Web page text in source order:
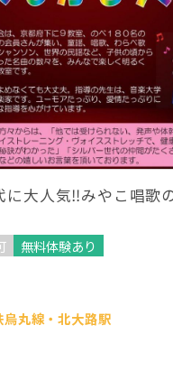
に大人気‼︎みやこ唱歌
無料体験あり
丸線・北大路駅